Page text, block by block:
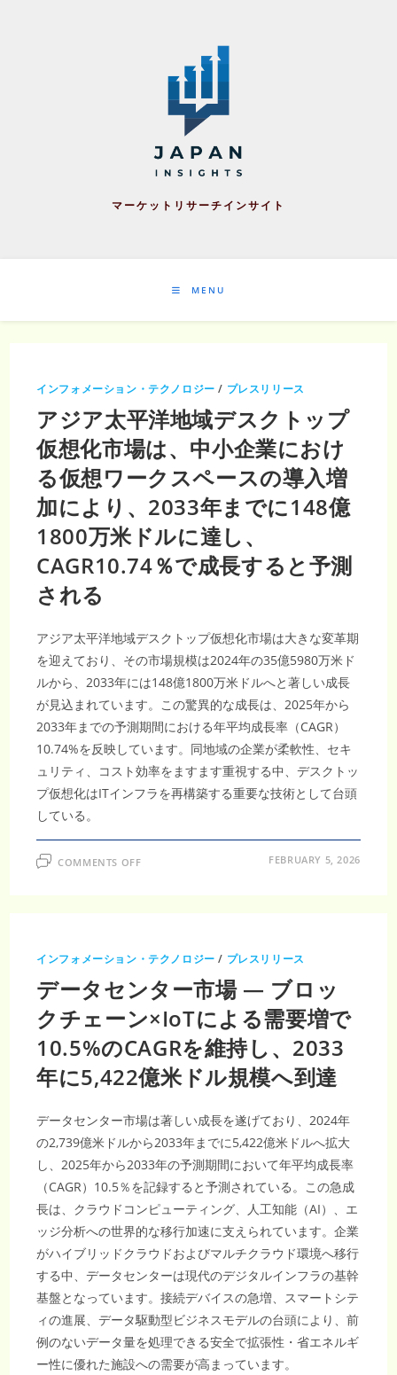
マーケットリサーチインサイト
MENU
インフォメーション・テクノロジー / プレスリリース
アジア太平洋地域デスクトップ
仮想化市場は、中小企業におけ
る仮想ワークスペースの導入増
加により、2033年までに148億
1800万米ドルに達し、
CAGR10.74％で成長すると予測
される
アジア太平洋地域デスクトップ仮想化市場は大きな変革期
を迎えており、その市場規模は2024年の35億5980万米ド
ルから、2033年には148億1800万米ドルへと著しい成長
が見込まれています。この驚異的な成長は、2025年から
2033年までの予測期間における年平均成長率（CAGR）
10.74%を反映しています。同地域の企業が柔軟性、セキ
ュリティ、コスト効率をますます重視する中、デスクトッ
プ仮想化はITインフラを再構築する重要な技術として台頭
している。
COMMENTS OFFON
域
デ
ク
ト
プ
想
化
市
場
は、
小
企
業
に
お
け
る
仮
想
ワ
ー
ク
ス
ペ
ー
ス
の
導
入
増
加
に
よ
FEBRUARY 5, 2026
インフォメーション・テクノロジー / プレスリリース
データセンター市場 — ブロッ
クチェーン×IoTによる需要増で
10.5%のCAGRを維持し、2033
年に5,422億米ドル規模へ到達
データセンター市場は著しい成長を遂げており、2024年
の2,739億米ドルから2033年までに5,422億米ドルへ拡大
し、2025年から2033年の予測期間において年平均成長率
（CAGR）10.5％を記録すると予測されている。この急成
長は、クラウドコンピューティング、人工知能（AI）、エ
ッジ分析への世界的な移行加速に支えられています。企業
がハイブリッドクラウドおよびマルチクラウド環境へ移行
する中、データセンターは現代のデジタルインフラの基幹
基盤となっています。接続デバイスの急増、スマートシテ
ィの進展、データ駆動型ビジネスモデルの台頭により、前
例のないデータ量を処理できる安全で拡張性・省エネルギ
ー性に優れた施設への需要が高まっています。